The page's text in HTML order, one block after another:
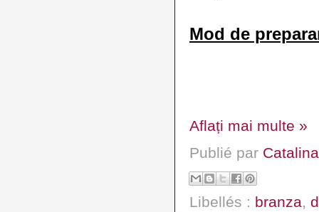
Mod de
Aflați mai multe »
Publié par Catalina
Libellés : branza,